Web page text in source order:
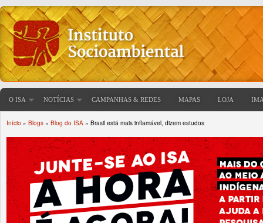
O ISA NOTÍCIAS CAMPANHAS & REDES MAPAS LOJA
Início » Blogs » Blog do ISA » Brasil está mais inflamável, dizem estudos